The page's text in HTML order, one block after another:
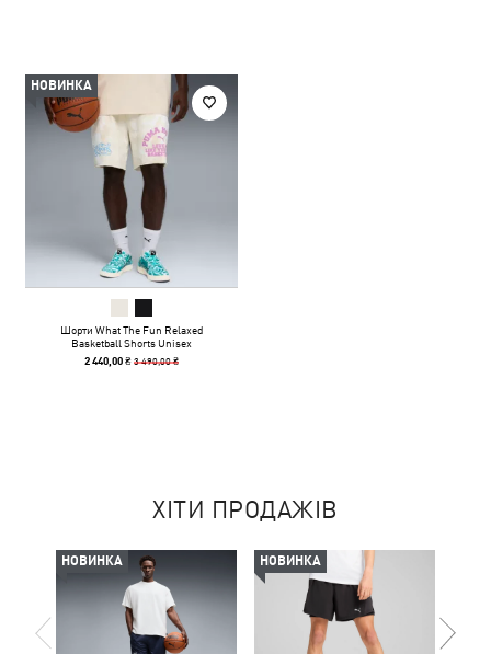
НОВИНКА
Шорти What The Fun Relaxed
Basketball Shorts Unisex
2 440,00 ₴3 490,00 ₴
ХІТИ ПРОДАЖІВ
НОВИНКА НОВИНКА